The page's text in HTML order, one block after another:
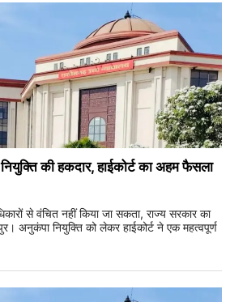
की हकदार, हाईकोर्ट का अहम फैसला
से वंचित नहीं किया जा सकता, राज्य सरकार का
अनुकंपा नियुक्ति को लेकर हाईकोर्ट ने एक महत्वपूर्ण